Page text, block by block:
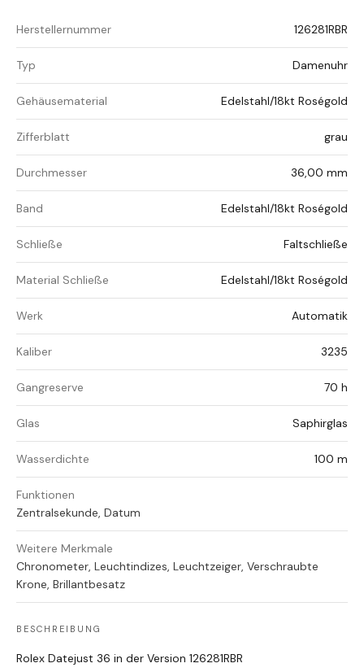
Herstellernummer 126281RBR
Typ Damenuhr
Gehäusematerial Edelstahl/18kt Roségold
Zifferblatt grau
Durchmesser 36,00 mm
Band Edelstahl/18kt Roségold
Schließe Faltschließe
Material Schließe Edelstahl/18kt Roségold
Werk Automatik
Kaliber 3235
Gangreserve 70 h
Glas Saphirglas
Wasserdichte 100 m
Funktionen
Zentralsekunde, Datum
Weitere Merkmale
Chronometer, Leuchtindizes, Leuchtzeiger, Verschraubte
Krone, Brillantbesatz
BESCHREIBUNG
Rolex Datejust 36 in der Version 126281RBR